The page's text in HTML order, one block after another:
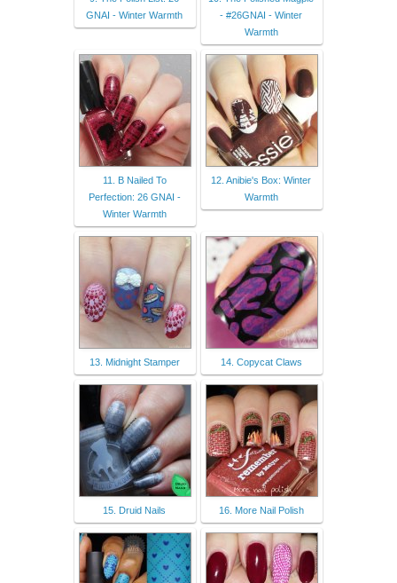
GNAI - Winter Warmth
- #26GNAI - Winter
Warmth
11. B Nailed To
Perfection: 26 GNAI -
Winter Warmth
12. Anibie's Box: Winter
Warmth
13. Midnight Stamper 14. Copycat Claws
15. Druid Nails 16. More Nail Polish